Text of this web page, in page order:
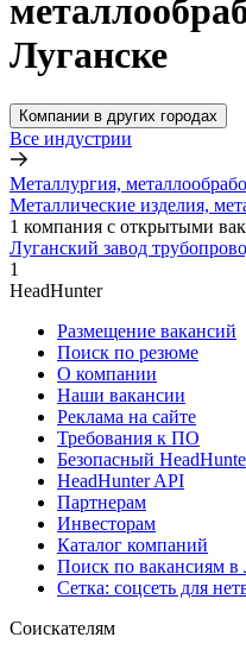
Луганске
Компании в других городах
Все индустрии
Металлургия,
Металлические изделия,
1 компания с открытыми
Луганский завод
1
HeadHunter
Размещение вакансий
Поиск по резюме
О компании
Наши вакансии
Реклама на сайте
Требования к ПО
Безопасный
HeadHunter API
Партнерам
Инвесторам
Каталог компаний
Поиск по вакансиям в
Сетка: соцсеть для
Соискателям